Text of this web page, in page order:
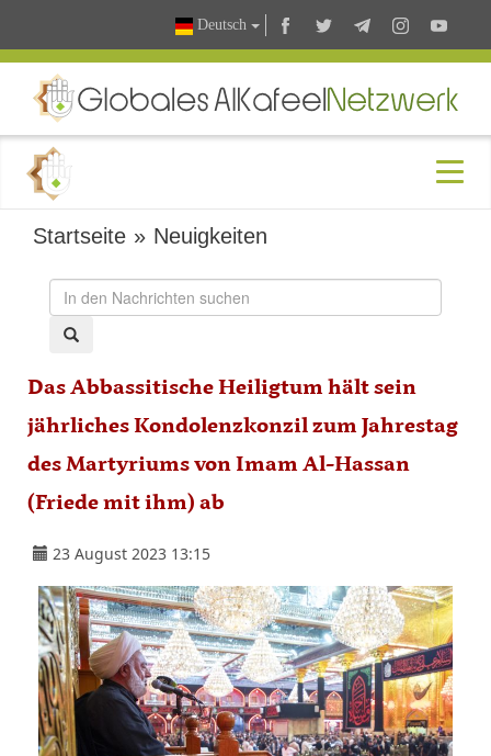
Deutsch
Startseite » Neuigkeiten
Das Abbassitische Heiligtum hält sein
jährliches Kondolenzkonzil zum Jahrestag
des Martyriums von Imam Al-Hassan
(Friede mit ihm) ab
23 August 2023 13:15